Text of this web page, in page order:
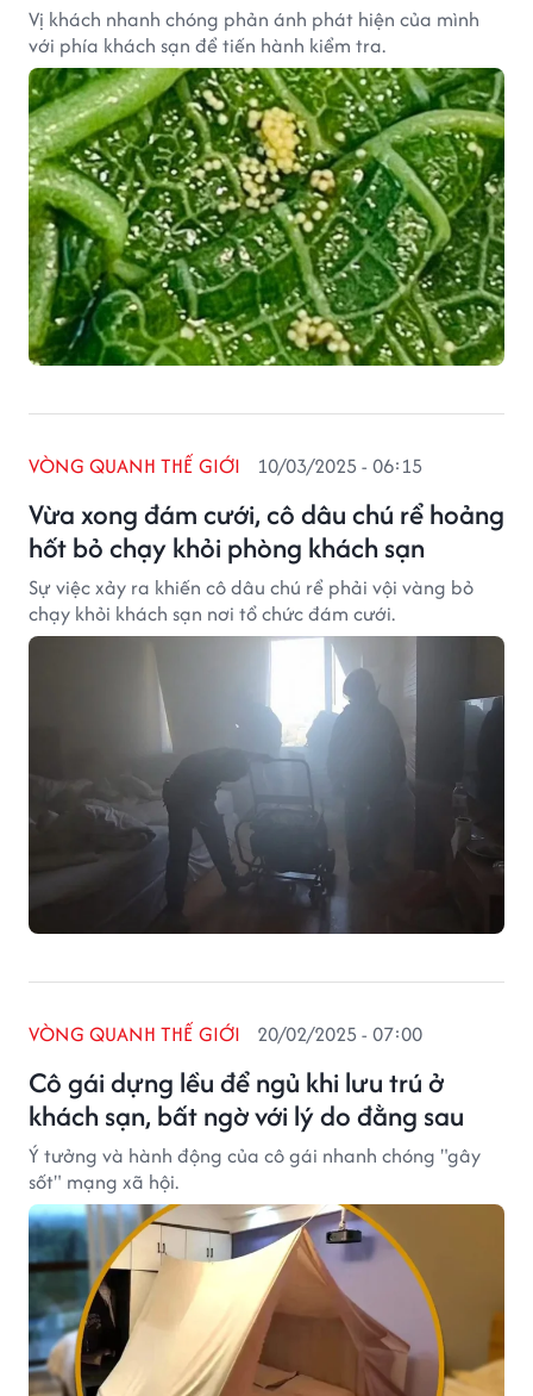
Vị khách nhanh chóng phản ánh phát hiện của mình
với phía khách sạn để tiến hành kiểm tra.
Vừa xong đám cưới, cô dâu chú rể hoảng
hốt bỏ chạy khỏi phòng khách sạn
VÒNG QUANH THẾ GIỚI 10/03/2025 - 06:15
Sự việc xảy ra khiến cô dâu chú rể phải vội vàng bỏ
chạy khỏi khách sạn nơi tổ chức đám cưới.
Cô gái dựng lều để ngủ khi lưu trú ở
khách sạn, bất ngờ với lý do đằng sau
VÒNG QUANH THẾ GIỚI 20/02/2025 - 07:00
Ý tưởng và hành động của cô gái nhanh chóng "gây
sốt" mạng xã hội.